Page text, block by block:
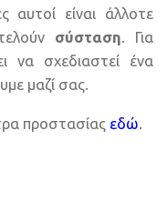
αυτοί είναι άλλοτε
σύσταση. Για
να σχεδιαστεί ένα
μαζί σας.
προστασίας εδώ.